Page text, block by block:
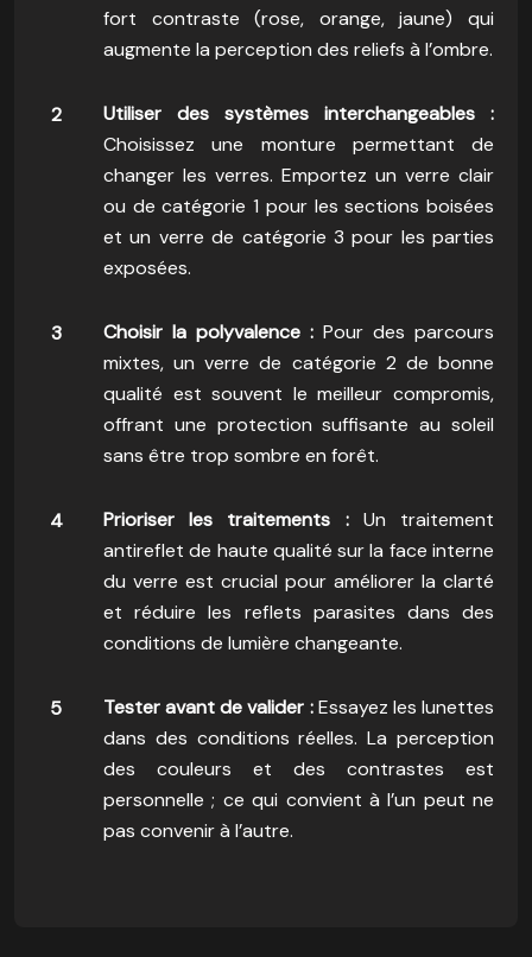
fort contraste (rose, orange, jaune) qui
augmente la perception des reliefs à l’ombre.
Utiliser des systèmes interchangeables :
Choisissez une monture permettant de
changer les verres. Emportez un verre clair
ou de catégorie 1 pour les sections boisées
et un verre de catégorie 3 pour les parties
exposées.
Choisir la polyvalence : Pour des parcours
mixtes, un verre de catégorie 2 de bonne
qualité est souvent le meilleur compromis,
offrant une protection suffisante au soleil
sans être trop sombre en forêt.
Prioriser les traitements :Un traitement
antireflet de haute qualité sur la face interne
du verre est crucial pour améliorer la clarté
et réduire les reflets parasites dans des
conditions de lumière changeante.
Tester avant de valider :Essayez les lunettes
dans des conditions réelles. La perception
des couleurs et des contrastes est
personnelle ; ce qui convient à l’un peut ne
pas convenir à l’autre.